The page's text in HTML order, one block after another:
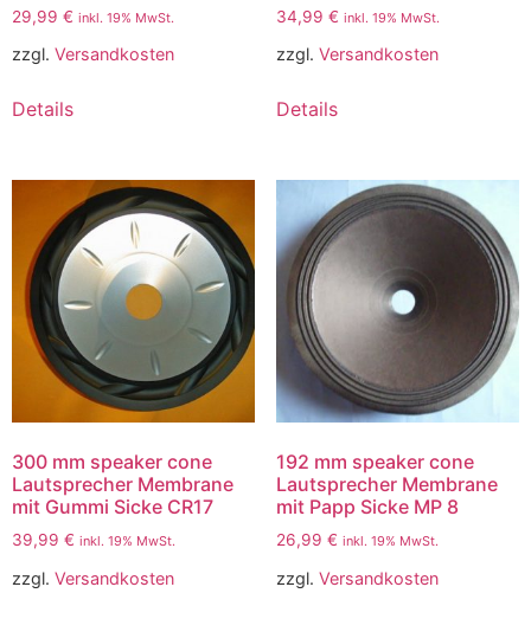
29,99 € inkl. 19% MwSt.
zzgl. Versandkosten
Details
34,99 € inkl. 19% MwSt.
zzgl. Versandkosten
Details
300 mm speaker cone
Lautsprecher Membrane
mit Gummi Sicke CR17
39,99 € inkl. 19% MwSt.
zzgl. Versandkosten
192 mm speaker cone
Lautsprecher Membrane
mit Papp Sicke MP 8
26,99 € inkl. 19% MwSt.
zzgl. Versandkosten